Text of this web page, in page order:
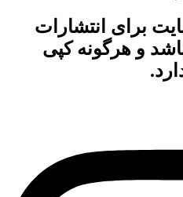
برای انتشارات
و هرگونه کپی